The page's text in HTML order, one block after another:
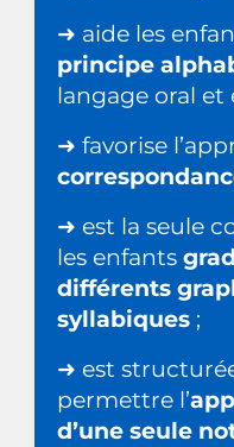
➜ aide les
principe
langage oral et
➜ favorise
➜ est la seule
les enfants
différents
syllabiques ;
➜ est
permettre l’
d’une seule